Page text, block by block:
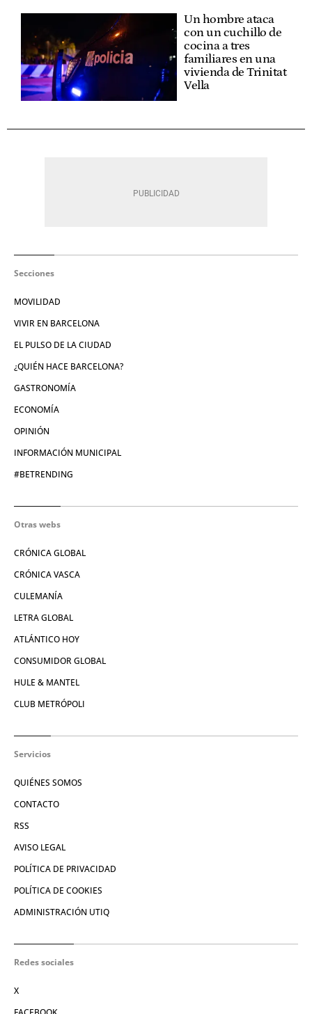
Un hombre ataca
con un cuchillo de
cocina a tres
familiares en una
vivienda de Trinitat
Vella
Secciones
MOVILIDAD
VIVIR EN BARCELONA
EL PULSO DE LA CIUDAD
¿QUIÉN HACE BARCELONA?
GASTRONOMÍA
ECONOMÍA
OPINIÓN
INFORMACIÓN MUNICIPAL
#BETRENDING
Otras webs
CRÓNICA GLOBAL
CRÓNICA VASCA
CULEMANÍA
LETRA GLOBAL
ATLÁNTICO HOY
CONSUMIDOR GLOBAL
HULE & MANTEL
CLUB METRÓPOLI
Servicios
QUIÉNES SOMOS
CONTACTO
RSS
AVISO LEGAL
POLÍTICA DE PRIVACIDAD
POLÍTICA DE COOKIES
ADMINISTRACIÓN UTIQ
Redes sociales
X